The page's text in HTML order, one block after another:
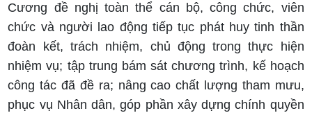
Cương đề nghị toàn thể cán bộ, công chức, viên
chức và người lao động tiếp tục phát huy tinh thần
đoàn kết, trách nhiệm, chủ động trong thực hiện
nhiệm vụ; tập trung bám sát chương trình, kế hoạch
công tác đã đề ra; nâng cao chất lượng tham mưu,
phục vụ Nhân dân, góp phần xây dựng chính quyền